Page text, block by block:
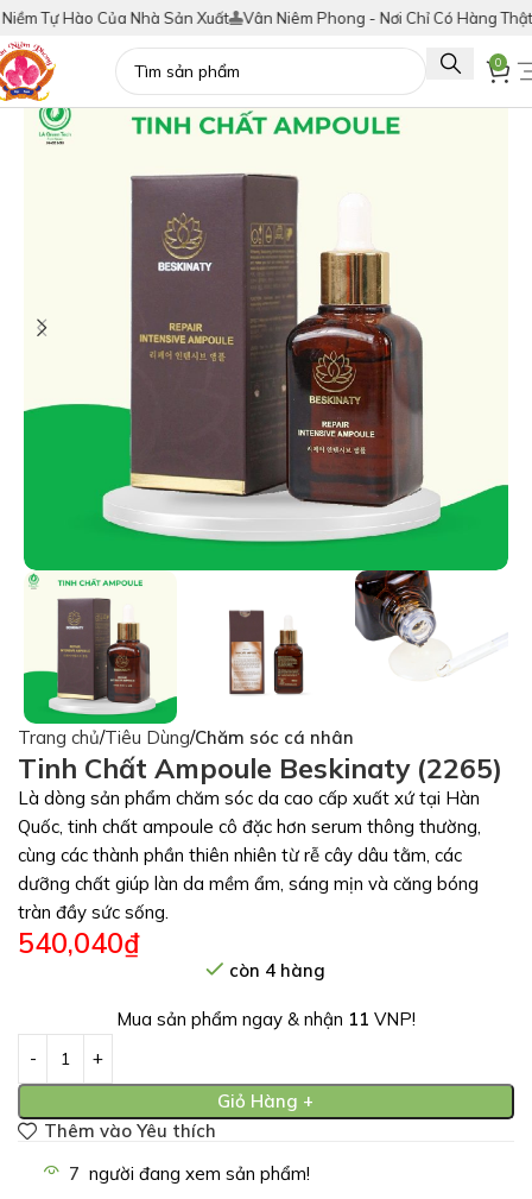
Hào Của Nhà Sản Xuất Vân Niêm Phong - Nơi Chỉ Có Hàng Thật!
0
Trang chủ Tiêu Dùng Chăm sóc cá nhân
Tinh Chất Ampoule Beskinaty (2265)
Là dòng sản phẩm chăm sóc da cao cấp xuất xứ tại Hàn
Quốc, tinh chất ampoule cô đặc hơn serum thông thường,
cùng các thành phần thiên nhiên từ rễ cây dâu tằm, các
dưỡng chất giúp làn da mềm ẩm, sáng mịn và căng bóng
tràn đầy sức sống.
540,040₫
còn 4 hàng
Mua sản phẩm ngay & nhận 11 VNP!
Giỏ Hàng +
Thêm vào Yêu thích
7 người đang xem sản phẩm!